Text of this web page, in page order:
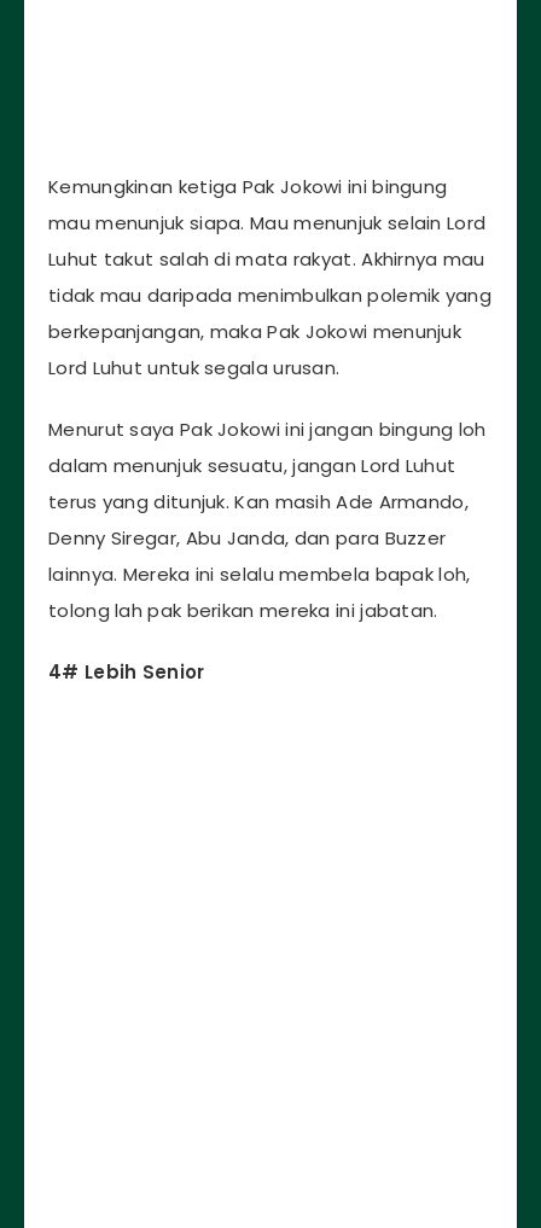
Kemungkinan ketiga Pak Jokowi ini bingung
mau menunjuk siapa. Mau menunjuk selain Lord
Luhut takut salah di mata rakyat. Akhirnya mau
tidak mau daripada menimbulkan polemik yang
berkepanjangan, maka Pak Jokowi menunjuk
Lord Luhut untuk segala urusan.
Menurut saya Pak Jokowi ini jangan bingung loh
dalam menunjuk sesuatu, jangan Lord Luhut
terus yang ditunjuk. Kan masih Ade Armando,
Denny Siregar, Abu Janda, dan para Buzzer
lainnya. Mereka ini selalu membela bapak loh,
tolong lah pak berikan mereka ini jabatan.
4# Lebih Senior